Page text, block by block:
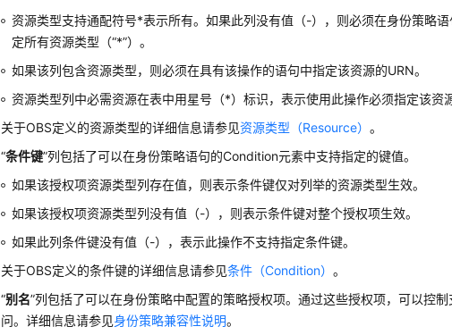
资源类型支持通配符号*表示所有。如果此列没有值（-），则必须在身份策略
定所有资源类型（“*”）。
如果该列包含资源类型，则必须在具有该操作的语句中指定该资源的URN。
资源类型列中必需资源在表中用星号（*）标识，表示使用此操作必须指定该资
关于OBS定义的资源类型的详细信息请参见资源类型（Resource）。
“条件键”列包括了可以在身份策略语句的Condition元素中支持指定的键值。
如果该授权项资源类型列存在值，则表示条件键仅对列举的资源类型生效。
如果该授权项资源类型列没有值（-），则表示条件键对整个授权项生效。
如果此列条件键没有值（-），表示此操作不支持指定条件键。
关于OBS定义的条件键的详细信息请参见条件（Condition）。
“别名”列包括了可以在身份策略中配置的策略授权项。通过这些授权项，可以控
问。详细信息请参见身份策略兼容性说明。